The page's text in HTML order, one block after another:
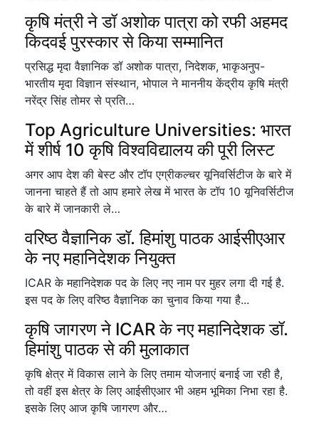
कृषि मंत्री ने डॉ अशोक पात्रा को रफी अहमद
किदवई पुरस्कार से किया सम्मानित
प्रसिद्ध मृदा वैज्ञानिक डॉ अशोक पात्रा, निदेशक, भाकृअनुप-
भारतीय मृदा विज्ञान संस्थान, भोपाल ने माननीय केंद्रीय कृषि मंत्री
नरेंद्र सिंह तोमर से प्रति…
Top Agriculture Universities: भारत
में शीर्ष 10 कृषि विश्वविद्यालय की पूरी लिस्ट
अगर आप देश की बेस्ट और टॉप एग्रीकल्चर यूनिवर्सिटीज के बारे में
जानना चाहते हैं तो आप हमारे लेख में भारत के टॉप 10 यूनिवर्सिटीज
के बारे में जानकारी ले…
वरिष्ठ वैज्ञानिक डॉ. हिमांशु पाठक आईसीएआर
के नए महानिदेशक नियुक्त
ICAR के महानिदेशक पद के लिए नए नाम पर मुहर लगा दी गई है.
इस पद के लिए वरिष्ठ वैज्ञानिक का चुनाव किया गया है...
कृषि जागरण ने ICAR के नए महानिदेशक डॉ.
हिमांशु पाठक से की मुलाकात
कृषि क्षेत्र में विकास लाने के लिए तमाम योजनाएं बनाई जा रही है,
तो वहीं इस क्षेत्र के लिए आईसीएआर भी अहम भूमिका निभा रहा है.
इसके लिए आज कृषि जागरण और…